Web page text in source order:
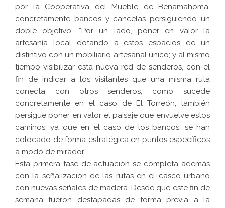
por la Cooperativa del Mueble de Benamahoma,
concretamente bancos y cancelas persiguiendo un
doble objetivo: “Por un lado, poner en valor la
artesanía local dotando a estos espacios de un
distintivo con un mobiliario artesanal único; y al mismo
tiempo visibilizar esta nueva red de senderos, con el
fin de indicar a los visitantes que una misma ruta
conecta con otros senderos, como sucede
concretamente en el caso de El Torreón; también
persigue poner en valor el paisaje que envuelve estos
caminos, ya que en el caso de los bancos, se han
colocado de forma estratégica en puntos específicos
a modo de mirador”.
Esta primera fase de actuación se completa además
con la señalización de las rutas en el casco urbano
con nuevas señales de madera. Desde que este fin de
semana fueron destapadas de forma previa a la